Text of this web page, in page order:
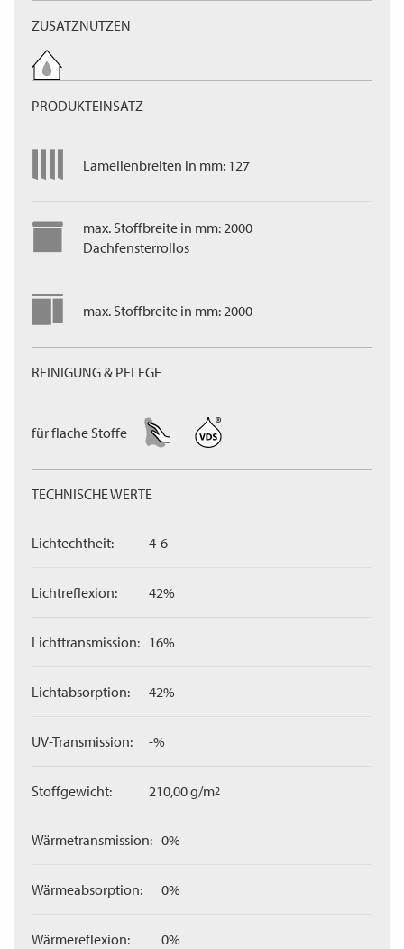
ZUSATZNUTZEN
PRODUKTEINSATZ
Lamellenbreiten in mm: 127
max. Stoffbreite in mm: 2000
Dachfensterrollos
max. Stoffbreite in mm: 2000
REINIGUNG & PFLEGE
für flache Stoffe
TECHNISCHE WERTE
Lichtechtheit: 4-6
Lichtreflexion: 42%
Lichttransmission: 16%
Lichtabsorption: 42%
UV-Transmission: -%
Stoffgewicht: 210,00 g/m2
Wärmetransmission: 0%
Wärmeabsorption: 0%
Wärmereflexion: 0%